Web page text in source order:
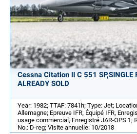
Cessna Citation II C 551 SP,SINGLE
ALREADY SOLD
Year: 1982; TTAF: 7841h; Type: Jet;
Allemagne; Epreuve IFR, Équipé IFR,
usage commercial, Enregistré JAR-OPS 1;
No.: D-reg; Visite annuelle: 10/2018